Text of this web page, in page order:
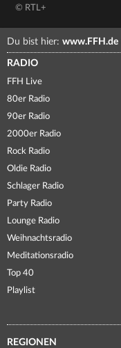
© RTL+
Du bist hier: www.FFH.de
RADIO
FFH Live
80er Radio
90er Radio
2000er Radio
Rock Radio
Oldie Radio
Schlager Radio
Party Radio
Lounge Radio
Weihnachtsradio
Meditationsradio
Top 40
Playlist
REGIONEN